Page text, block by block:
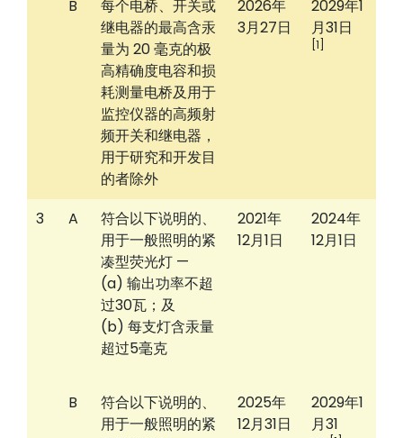
B
每个电桥、开关或
继电器的最高含汞
量为 20 毫克的极
高精确度电容和损
耗测量电桥及用于
监控仪器的高频射
频开关和继电器，
用于研究和开发目
的者除外
2026年
3月27日
2029年1
月31日
[1]
3 A
符合以下说明的、
用于一般照明的紧
凑型荧光灯 —
(a) 输出功率不超
过30瓦；及
(b) 每支灯含汞量
超过5毫克
2021年
12月1日
2024年
12月1日
B
符合以下说明的、
用于一般照明的紧
2025年
12月31日
2029年1
月31